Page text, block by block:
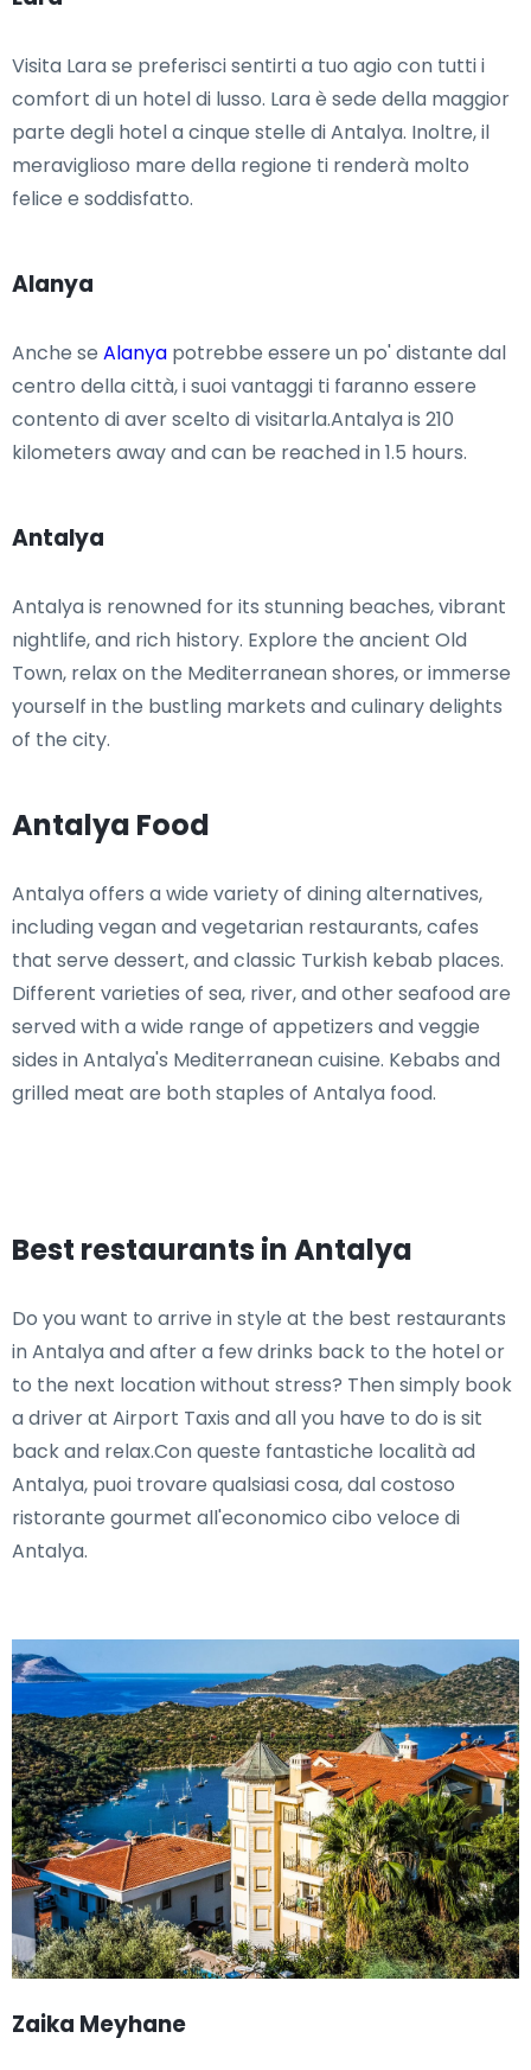
Visita Lara se preferisci sentirti a tuo agio con tutti i
comfort di un hotel di lusso. Lara è sede della maggior
parte degli hotel a cinque stelle di Antalya. Inoltre, il
meraviglioso mare della regione ti renderà molto
felice e soddisfatto.
Alanya
Anche se Alanya potrebbe essere un po' distante dal
centro della città, i suoi vantaggi ti faranno essere
contento di aver scelto di visitarla.Antalya is 210
kilometers away and can be reached in 1.5 hours.
Antalya
Antalya is renowned for its stunning beaches, vibrant
nightlife, and rich history. Explore the ancient Old
Town, relax on the Mediterranean shores, or immerse
yourself in the bustling markets and culinary delights
of the city.
Antalya Food
Antalya offers a wide variety of dining alternatives,
including vegan and vegetarian restaurants, cafes
that serve dessert, and classic Turkish kebab places.
Different varieties of sea, river, and other seafood are
served with a wide range of appetizers and veggie
sides in Antalya's Mediterranean cuisine. Kebabs and
grilled meat are both staples of Antalya food.
Best restaurants in Antalya
Do you want to arrive in style at the best restaurants
in Antalya and after a few drinks back to the hotel or
to the next location without stress? Then simply book
a driver at Airport Taxis and all you have to do is sit
back and relax.Con queste fantastiche località ad
Antalya, puoi trovare qualsiasi cosa, dal costoso
ristorante gourmet all'economico cibo veloce di
Antalya.
Zaika Meyhane